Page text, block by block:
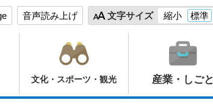
音声読み上げ 文字サイズ 縮小 標準
文化・スポーツ・観光 産業・しごと